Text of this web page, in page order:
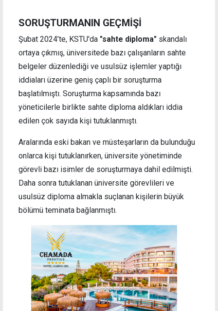
SORUŞTURMANIN GEÇMİŞİ
Şubat 2024’te, KSTU'da "sahte diploma" skandalı
ortaya çıkmış, üniversitede bazı çalışanların sahte
belgeler düzenlediği ve usulsüz işlemler yaptığı
iddiaları üzerine geniş çaplı bir soruşturma
başlatılmıştı. Soruşturma kapsamında bazı
yöneticilerle birlikte sahte diploma aldıkları iddia
edilen çok sayıda kişi tutuklanmıştı.
Aralarında eski bakan ve müsteşarların da bulunduğu
onlarca kişi tutuklanırken, üniversite yönetiminde
görevli bazı isimler de soruşturmaya dahil edilmişti.
Daha sonra tutuklanan üniversite görevlileri ve
usulsüz diploma almakla suçlanan kişilerin büyük
bölümü teminata bağlanmıştı.